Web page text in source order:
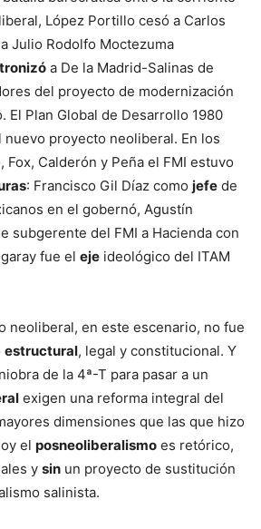
López Portillo cesó a Carlos
Julio Rodolfo Moctezuma
a De la Madrid-Salinas de
del proyecto de modernización
El Plan Global de Desarrollo 1980
nuevo proyecto neoliberal. En los
Calderón y Peña el FMI estuvo
: Francisco Gil Díaz como jefe de
en el gobernó, Agustín
subgerente del FMI a Hacienda con
fue el eje ideológico del ITAM
neoliberal, en este escenario, no fue
estructural, legal y constitucional. Y
de la 4ª-T para pasar a un
exigen una reforma integral del
dimensiones que las que hizo
el posneoliberalismo es retórico,
y sin un proyecto de sustitución
salinista.